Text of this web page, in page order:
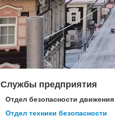
Службы предприятия
Отдел безопасности движения
Отдел техники безопасности